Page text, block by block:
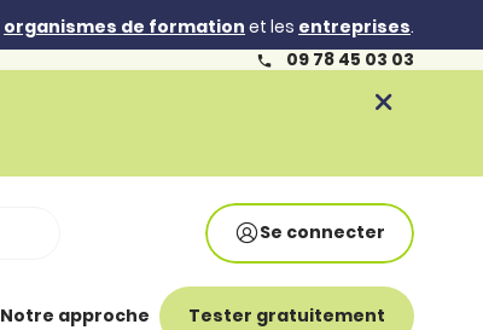
organismes de formation et les entreprises.
09 78 45 03 03
Se connecter
Notre approche Tester gratuitement